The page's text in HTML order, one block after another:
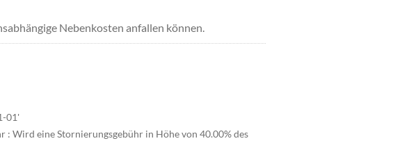
Nebenkosten anfallen können.
01'
: Wird eine Stornierungsgebühr in Höhe von 40.00% des